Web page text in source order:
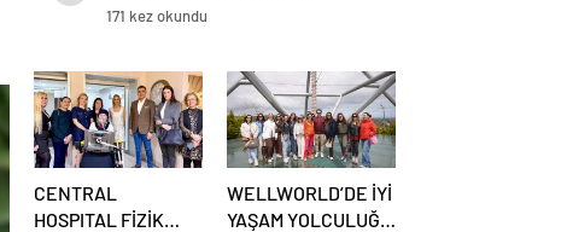
171 kez okundu
CENTRAL
HOSPITAL FİZİK
WELLWORLD’DE İYİ
YAŞAM YOLCULUĞU